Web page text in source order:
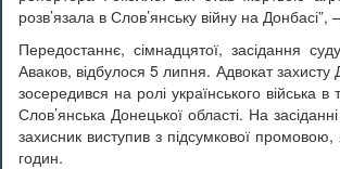
розв’язала в Слов’янську війну на
Передостаннє, сімнадцятої, засідання
Аваков, відбулося 5 липня. Адвокат захисту
зосередився на ролі українського війська в
Слов’янська Донецької області. На
захисник виступив з підсумкової промовою,
годин.